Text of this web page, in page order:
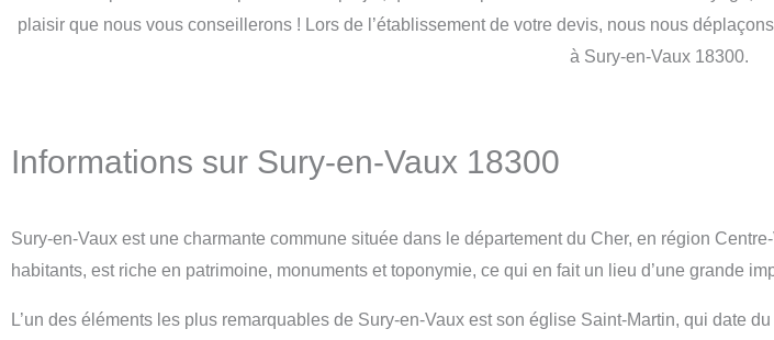
plaisir que nous vous conseillerons ! Lors de l’établissement de votre devis, nous nous
à Sury-en-Vaux 18300.
Informations sur Sury-en-Vaux 18300
Sury-en-Vaux est une charmante commune située dans le département du Cher, en région
habitants, est riche en patrimoine, monuments et toponymie, ce qui en fait un lieu d’une grande
L’un des éléments les plus remarquables de Sury-en-Vaux est son église Saint-Martin, qui date